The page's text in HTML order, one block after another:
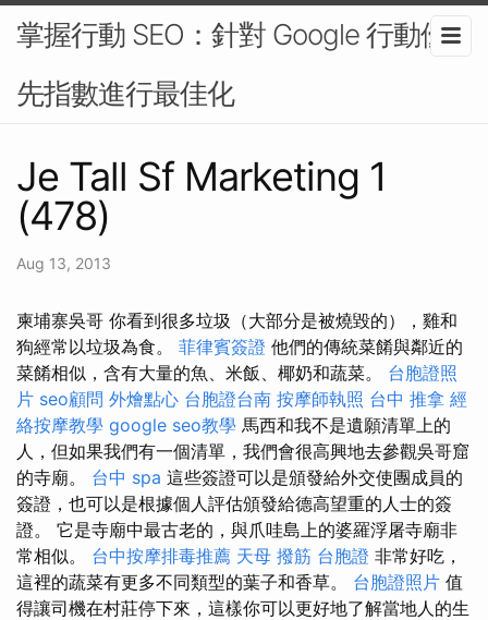
掌握行動 SEO：針對 Google 行動優
先指數進行最佳化
Je Tall Sf Marketing 1
(478)
Aug 13, 2013
柬埔寨吳哥 你看到很多垃圾（大部分是被燒毀的），雞和
狗經常以垃圾為食。 菲律賓簽證 他們的傳統菜餚與鄰近的
菜餚相似，含有大量的魚、米飯、椰奶和蔬菜。 台胞證照
片 seo顧問 外燴點心 台胞證台南 按摩師執照 台中 推拿 經
絡按摩教學 google seo教學 馬西和我不是遺願清單上的
人，但如果我們有一個清單，我們會很高興地去參觀吳哥窟
的寺廟。 台中 spa 這些簽證可以是頒發給外交使團成員的
簽證，也可以是根據個人評估頒發給德高望重的人士的簽
證。 它是寺廟中最古老的，與爪哇島上的婆羅浮屠寺廟非
常相似。 台中按摩排毒推薦 天母 撥筋 台胞證 非常好吃，
這裡的蔬菜有更多不同類型的葉子和香草。 台胞證照片 值
得讓司機在村莊停下來，這樣你可以更好地了解當地人的生